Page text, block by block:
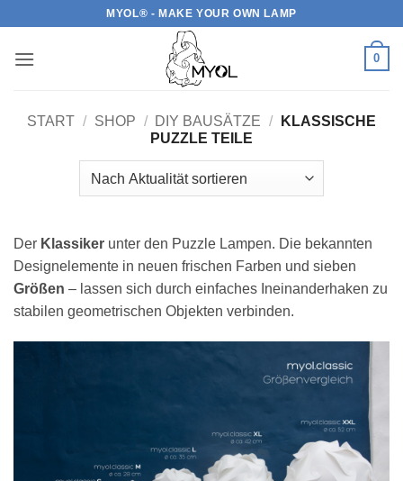
springen
MYOL® - MAKE YOUR OWN LAMP
0
START / SHOP / DIY BAUSÄTZE /
KLASSISCHE
PUZZLE TEILE
Der Klassiker unter den Puzzle Lampen. Die bekannten
Designelemente in neuen frischen Farben und sieben
Größen – lassen sich durch einfaches Ineinanderhaken zu
stabilen geometrischen Objekten verbinden.